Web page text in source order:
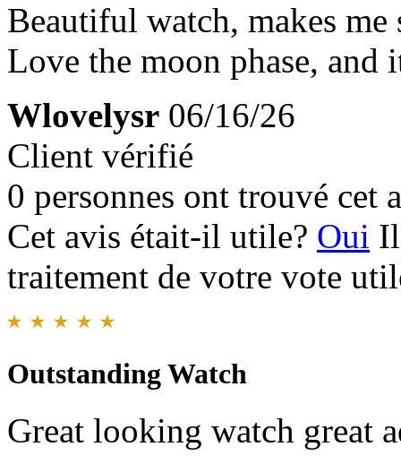
Beautiful watch, makes
Love the moon phase, and
Wlovelysr 06/16/26
Client vérifié
0 personnes ont trouvé cet
Cet avis était-il utile? Oui
traitement de votre vote
Outstanding Watch
Great looking watch great